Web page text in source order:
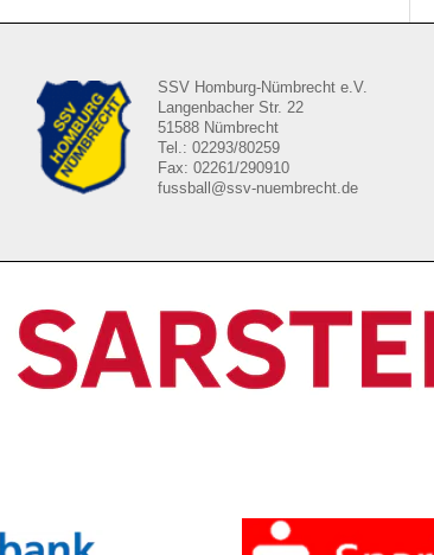
SSV Homburg-Nümbrecht e.V.
Langenbacher Str. 22
51588 Nümbrecht
Tel.: 02293/80259
Fax: 02261/290910
fussball@ssv-nuembrecht.de